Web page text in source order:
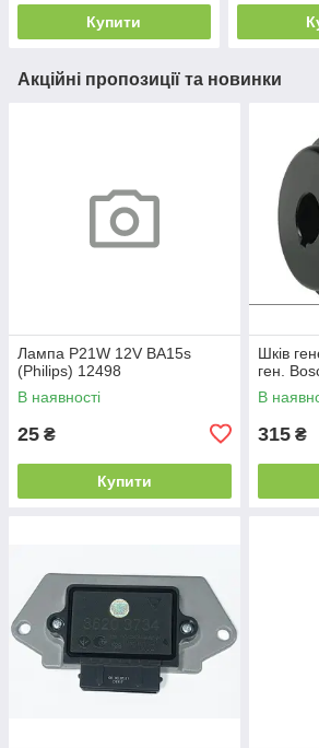
Купити
Акційні пропозиції та новинки
Лампа P21W 12V BA15s
(Philips) 12498
В наявності
25 ₴
Купити
Шків
ген.
В
315 ₴